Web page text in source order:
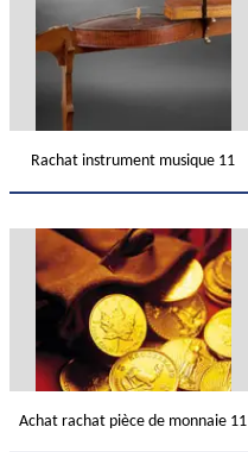
Rachat instrument musique 11
Achat rachat pièce de monnaie 11